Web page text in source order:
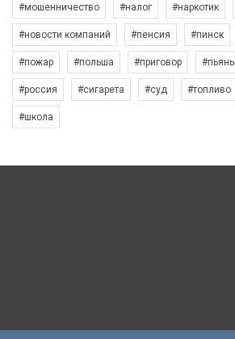
#мошенничество #налог #наркотик
#новости компаний #пенсия #пинск
#пожар #польша #приговор
#россия #сигарета #суд #топливо
#школа